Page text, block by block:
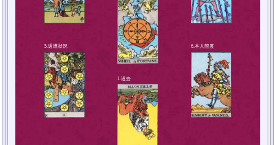
4.解決方法或對策